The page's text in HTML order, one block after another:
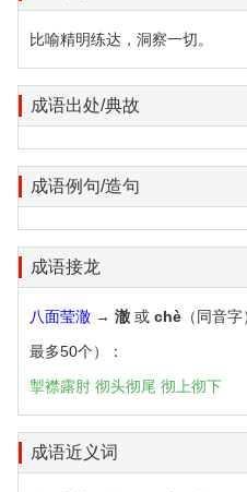
比喻精明练达，洞察一切。
成语出处/典故
成语例句/造句
成语接龙
八面莹澈 → 澈 或 chè （同音
最多50个）：
掣襟露肘 彻头彻尾 彻上彻下
成语近义词